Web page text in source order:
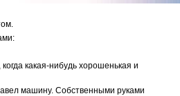
какая-нибудь хорошенькая и
машину. Собственными руками